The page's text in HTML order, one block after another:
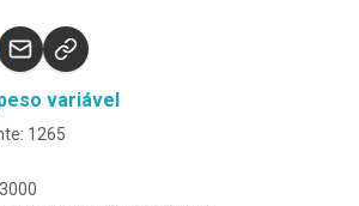
variável
1265